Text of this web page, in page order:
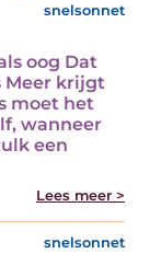
snelsonnet
oog Dat
Meer krijgt
moet het
wanneer
een
Lees meer >
snelsonnet